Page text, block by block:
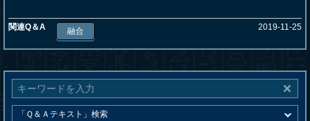
関連Q＆A 融合 2019-11-25